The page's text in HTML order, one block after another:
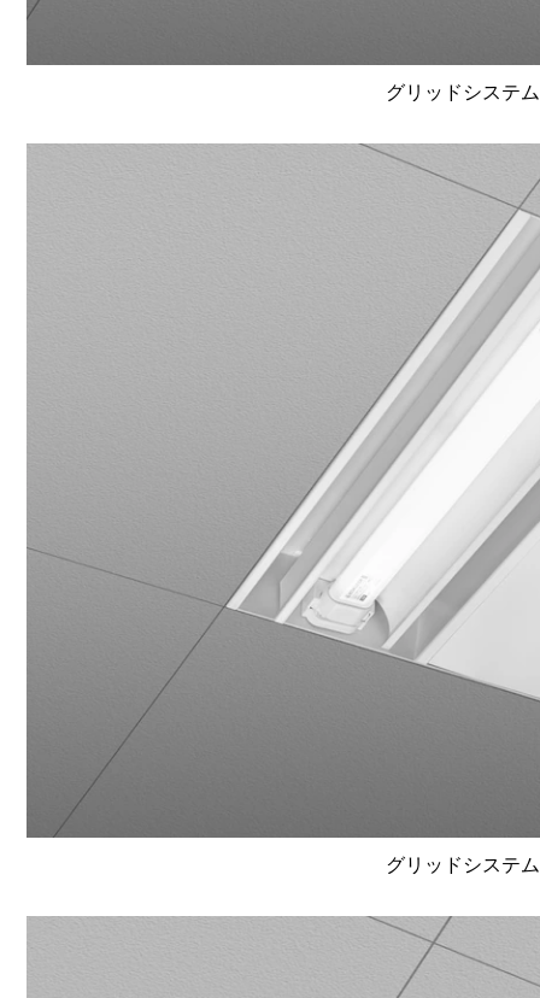
グリッドシステ
グリッドシステ